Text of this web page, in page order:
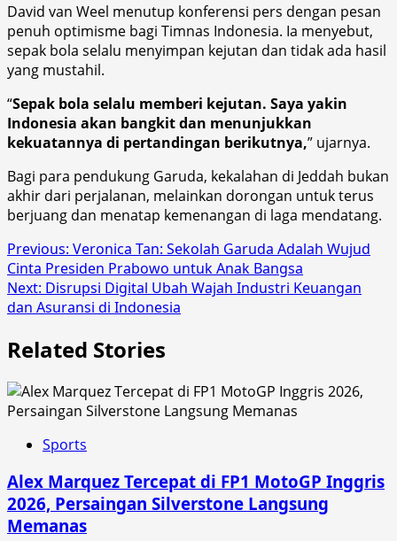
David van Weel menutup konferensi pers dengan pesan
penuh optimisme bagi Timnas Indonesia. Ia menyebut,
sepak bola selalu menyimpan kejutan dan tidak ada hasil
yang mustahil.
“Sepak bola selalu memberi kejutan. Saya yakin
Indonesia akan bangkit dan menunjukkan
kekuatannya di pertandingan berikutnya,” ujarnya.
Bagi para pendukung Garuda, kekalahan di Jeddah bukan
akhir dari perjalanan, melainkan dorongan untuk terus
berjuang dan menatap kemenangan di laga mendatang.
Post
navigation
Previous: Veronica Tan: Sekolah Garuda Adalah Wujud
Cinta Presiden Prabowo untuk Anak Bangsa
Next: Disrupsi Digital Ubah Wajah Industri Keuangan
dan Asuransi di Indonesia
Related Stories
Sports
Alex Marquez Tercepat di FP1 MotoGP Inggris
2026, Persaingan Silverstone Langsung
Memanas